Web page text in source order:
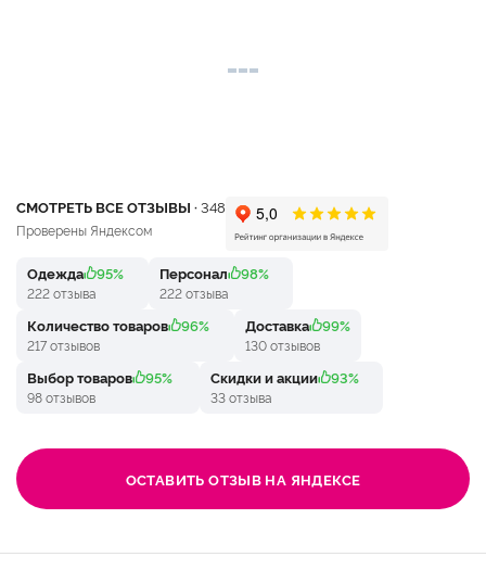
СМОТРЕТЬ ВСЕ ОТЗЫВЫ ·348
Проверены Яндексом
Одежда 95%
222 отзыва
Персонал 98%
222 отзыва
Количество товаров 96%
217 отзывов
Доставка 99%
130 отзывов
Выбор товаров 95%
98 отзывов
Скидки и акции 93%
33 отзыва
ОСТАВИТЬ ОТЗЫВ НА ЯНДЕКСЕ